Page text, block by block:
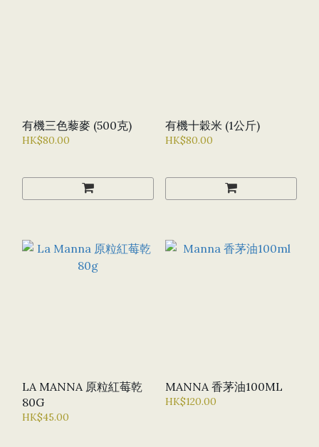
有機三色藜麥 (500克)
HK$80.00
有機十穀米 (1公斤)
HK$80.00
LA MANNA 原粒紅莓乾
80G
HK$45.00
MANNA 香茅油100ML
HK$120.00